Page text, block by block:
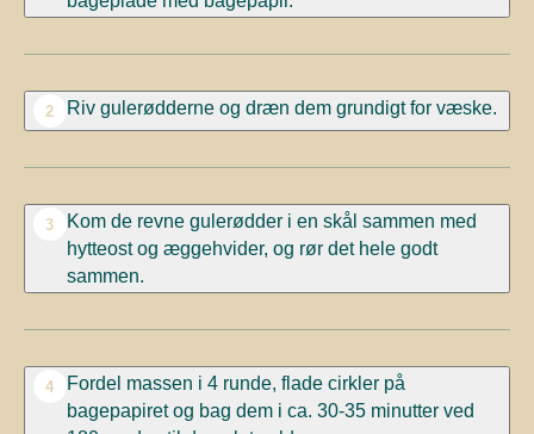
2 Riv gulerødderne og dræn dem grundigt for væske.
3
Kom de revne gulerødder i en skål sammen med
hytteost og æggehvider, og rør det hele godt
sammen.
4
Fordel massen i 4 runde, flade cirkler på
bagepapiret og bag dem i ca. 30-35 minutter ved